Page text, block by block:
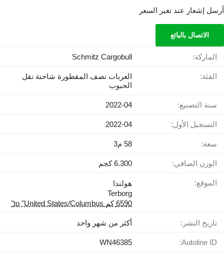
أرسل إشعار عند تغير السعر
الاتصال بالبائع
الماركة: Schmitz Cargobull
الفئة:
العربات نصف المقطورة شاحنة نقل
الحبوب
سنة التصنيع: 2022-04
التسجيل الأول: 2022-04
سعة: 58 م3
الوزن الصافي: 6.300 كجم
الموقع:
هولندا
Terborg
6590 كم to "United States/Columbus"
تاريخ النشر: أكثر من شهر واحد
Autoline ID:
WN46385